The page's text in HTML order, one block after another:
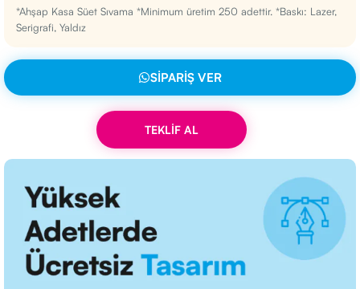
*Ahşap Kasa Süet Sıvama *Minimum üretim 250 adettir. *Baskı: Lazer,
Serigrafi, Yaldız
SIPARIŞ VER
TEKLİF AL